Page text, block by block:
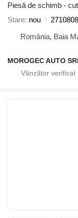
Piesă de schimb -
Stare nou
România, Baia
MOROGEC AUTO